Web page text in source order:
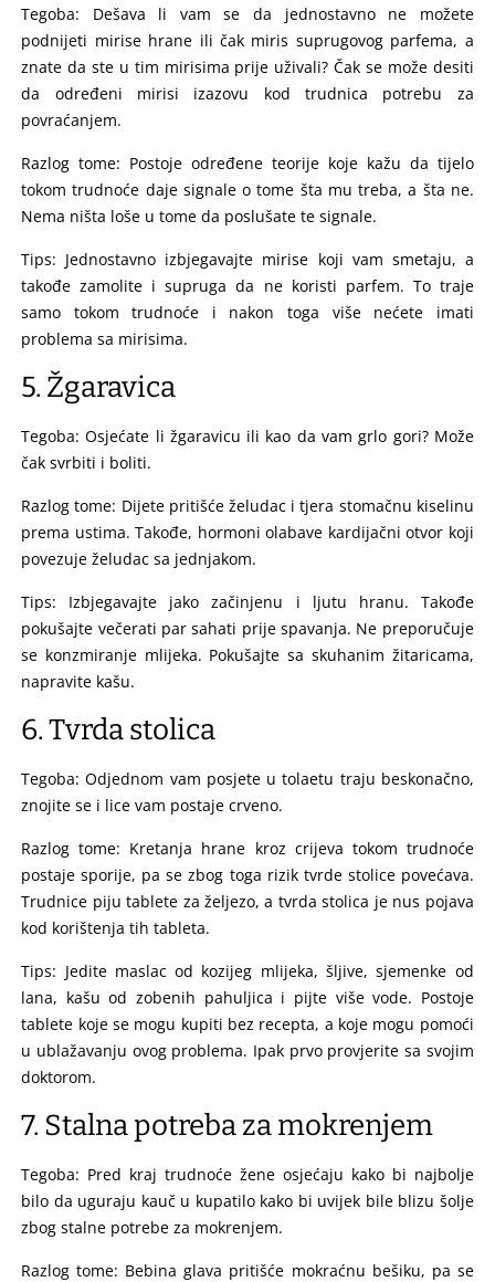
Tegoba: Dešava li vam se da jednostavno ne možete
podnijeti mirise hrane ili čak miris suprugovog parfema, a
znate da ste u tim mirisima prije uživali? Čak se može desiti
da određeni mirisi izazovu kod trudnica potrebu za
povraćanjem.
Razlog tome: Postoje određene teorije koje kažu da tijelo
tokom trudnoće daje signale o tome šta mu treba, a šta ne.
Nema ništa loše u tome da poslušate te signale.
Tips: Jednostavno izbjegavajte mirise koji vam smetaju, a
takođe zamolite i supruga da ne koristi parfem. To traje
samo tokom trudnoće i nakon toga više nećete imati
problema sa mirisima.
5. Žgaravica
Tegoba: Osjećate li žgaravicu ili kao da vam grlo gori? Može
čak svrbiti i boliti.
Razlog tome: Dijete pritišće želudac i tjera stomačnu kiselinu
prema ustima. Takođe, hormoni olabave kardijačni otvor koji
povezuje želudac sa jednjakom.
Tips: Izbjegavajte jako začinjenu i ljutu hranu. Takođe
pokušajte večerati par sahati prije spavanja. Ne preporučuje
se konzmiranje mlijeka. Pokušajte sa skuhanim žitaricama,
napravite kašu.
6. Tvrda stolica
Tegoba: Odjednom vam posjete u tolaetu traju beskonačno,
znojite se i lice vam postaje crveno.
Razlog tome: Kretanja hrane kroz crijeva tokom trudnoće
postaje sporije, pa se zbog toga rizik tvrde stolice povećava.
Trudnice piju tablete za željezo, a tvrda stolica je nus pojava
kod korištenja tih tableta.
Tips: Jedite maslac od kozijeg mlijeka, šljive, sjemenke od
lana, kašu od zobenih pahuljica i pijte više vode. Postoje
tablete koje se mogu kupiti bez recepta, a koje mogu pomoći
u ublažavanju ovog problema. Ipak prvo provjerite sa svojim
doktorom.
7. Stalna potreba za mokrenjem
Tegoba: Pred kraj trudnoće žene osjećaju kako bi najbolje
bilo da uguraju kauč u kupatilo kako bi uvijek bile blizu šolje
zbog stalne potrebe za mokrenjem.
Razlog tome: Bebina glava pritišće mokraćnu bešiku, pa se